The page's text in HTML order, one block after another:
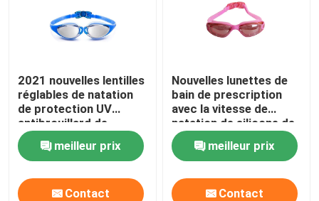
Anti lunettes de plongée de brouillard
Prise d'air de plongée à l'air
2021 nouvelles lentilles
réglables de natation
de protection UV
antibrouillard de
lunettes de bain pour
des femmes des
hommes
meilleur prix
Contact
Nouvelles lunettes de
bain de prescription
avec la vitesse de
natation de silicone de
lentille de miroir avec la
protection
antibrouillard et UV
réglable d'ajustement
meilleur prix
Contact